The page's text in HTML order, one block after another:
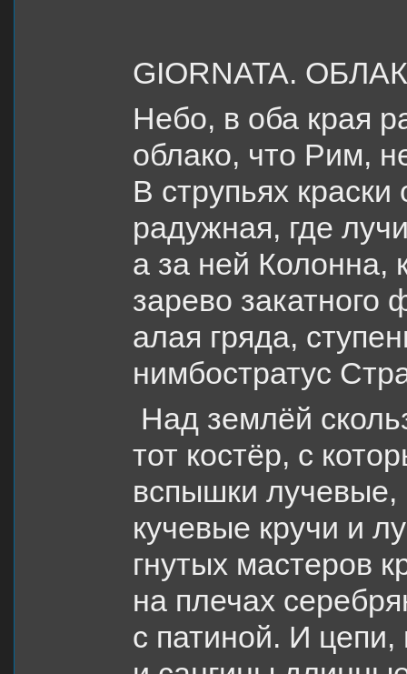
GIORNATA.
Небо, в оба края
облако, что Рим,
В струпьях
радужная, где
а за ней Колонна,
зарево закатного
алая гряда,
нимбостратус
Над землёй
тот костёр, с
вспышки лучевые,
кучевые кручи и
гнутых мастеров
на плечах
с патиной. И цепи,